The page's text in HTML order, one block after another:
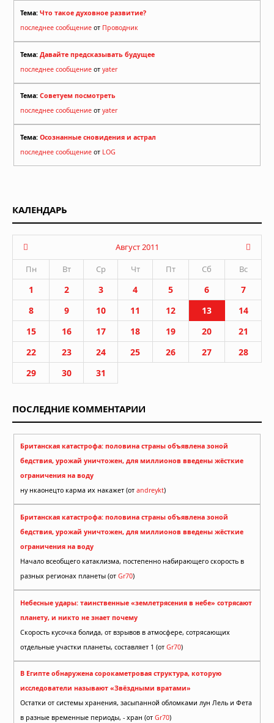
Тема: Что такое духовное развитие?
последнее сообщение от Проводник
Тема: Давайте предсказывать будущее
последнее сообщение от yater
Тема: Советуем посмотреть
последнее сообщение от yater
Тема: Осознанные сновидения и астрал
последнее сообщение от LOG
КАЛЕНДАРЬ
Август 2011
Пн
Вт Ср Чт Пт Сб Вс
1 2 3 4 5 6
7
8
9 10 11 12 13
14
15
16 17 18 19 20
21
22
23 24 25 26 27
28
29
30 31
ПОСЛЕДНИЕ КОММЕНТАРИИ
Британская катастрофа: половина страны объявлена зоной
бедствия, урожай уничтожен, для миллионов введены жёсткие
ограничения на воду
ну нкаонецто карма их накажет (от andreykt)
Британская катастрофа: половина страны объявлена зоной
бедствия, урожай уничтожен, для миллионов введены жёсткие
ограничения на воду
Начало всеобщего катаклизма, постепенно набирающего скорость в
разных регионах планеты (от Gr70)
Небесные удары: таинственные «землетрясения в небе» сотрясают
планету, и никто не знает почему
Скорость кусочка болида, от взрывов в атмосфере, сотрясающих
отдельные участки планеты, составляет 1 (от Gr70)
В Египте обнаружена сорокаметровая структура, которую
исследователи называют «Звёздными вратами»
Остатки от системы хранения, засыпанной обломками лун Лель и Фета
в разные временные периоды, - хран (от Gr70)